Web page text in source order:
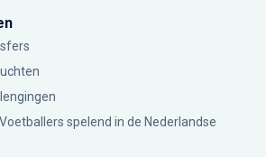
spelend in de Nederlandse